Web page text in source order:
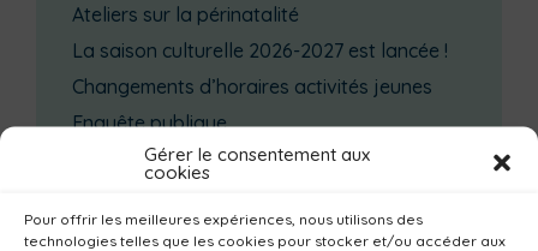
Gérer le consentement aux
cookies
Pour offrir les meilleures expériences, nous utilisons des
technologies telles que les cookies pour stocker et/ou accéder aux
Ateliers sur la périnatalité
La saison culturelle 2026-2027 est lancée !
Changements d’horaires activités jeunes
Enquête publique
Catégories actualités / agenda
Non classé Solidarité
Tourisme